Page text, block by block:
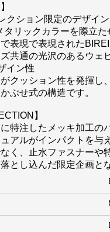
クション限定のデザイン
タリックカラーを際立た
表現で表現された
共通の光沢のあるウェ
イン性
クッション性を発揮し
ぶせ式の構造です。
】
特注したメッキ加工の
アルがインパクトを与
く、止水ファスナーや
とし込んだ限定企画と